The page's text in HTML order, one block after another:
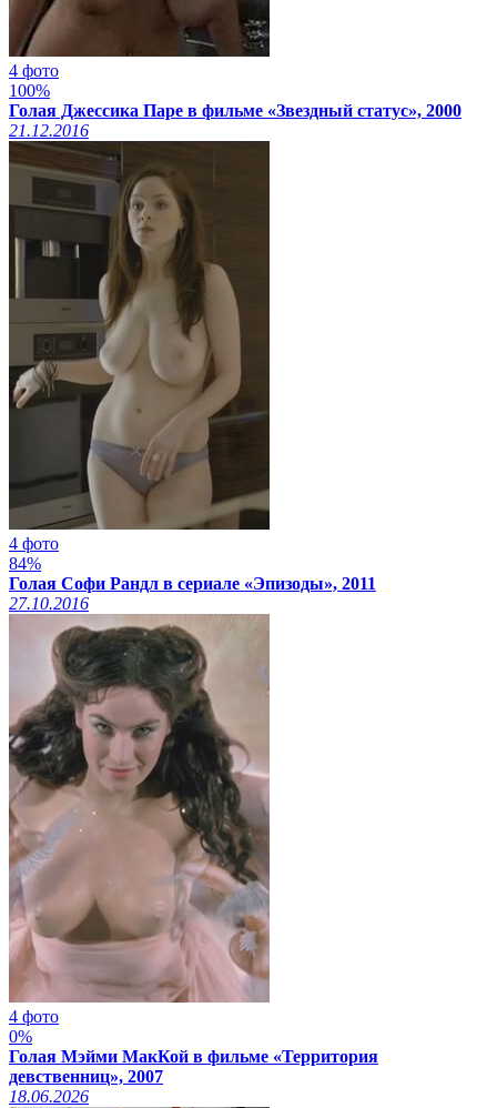
4 фото
100%
Голая Джессика Паре в фильме «Звездный статус», 2000
21.12.2016
4 фото
84%
Голая Софи Рандл в сериале «Эпизоды», 2011
27.10.2016
4 фото
0%
Голая Мэйми МакКой в фильме «Территория
девственниц», 2007
18.06.2026